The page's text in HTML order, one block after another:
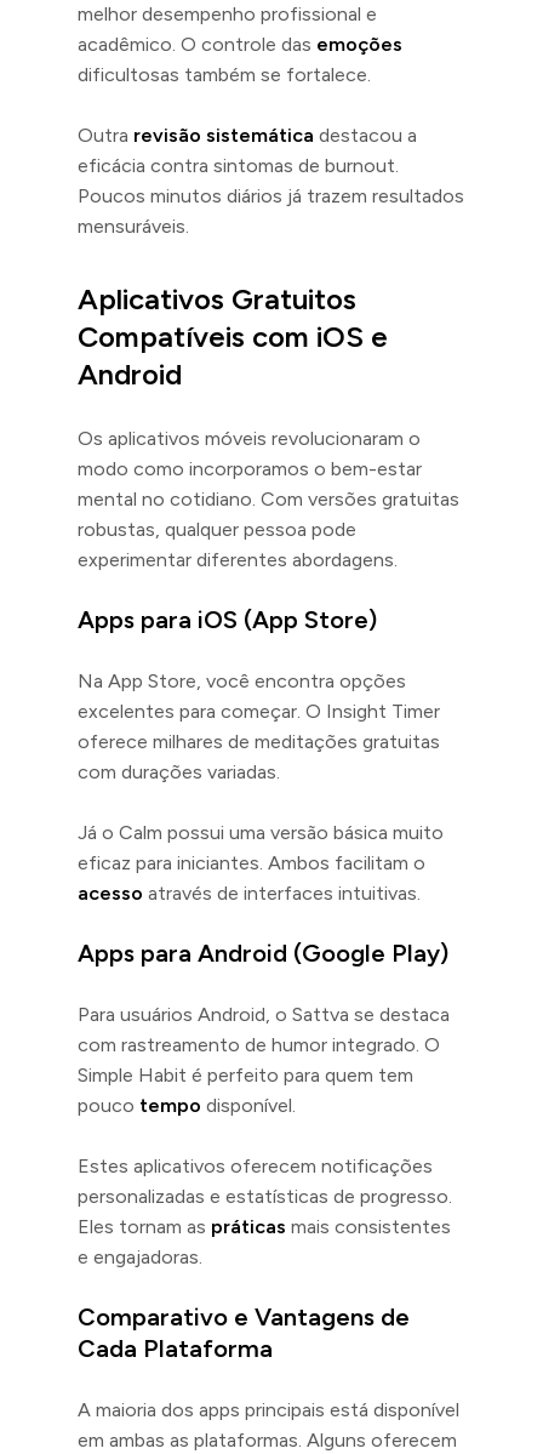
melhor desempenho profissional e
acadêmico. O controle das emoções
dificultosas também se fortalece.
Outra revisão sistemática destacou a
eficácia contra sintomas de burnout.
Poucos minutos diários já trazem resultados
mensuráveis.
Aplicativos Gratuitos
Compatíveis com iOS e
Android
Os aplicativos móveis revolucionaram o
modo como incorporamos o bem-estar
mental no cotidiano. Com versões gratuitas
robustas, qualquer pessoa pode
experimentar diferentes abordagens.
Apps para iOS (App Store)
Na App Store, você encontra opções
excelentes para começar. O Insight Timer
oferece milhares de meditações gratuitas
com durações variadas.
Já o Calm possui uma versão básica muito
eficaz para iniciantes. Ambos facilitam o
acesso através de interfaces intuitivas.
Apps para Android (Google Play)
Para usuários Android, o Sattva se destaca
com rastreamento de humor integrado. O
Simple Habit é perfeito para quem tem
pouco tempo disponível.
Estes aplicativos oferecem notificações
personalizadas e estatísticas de progresso.
Eles tornam as práticas mais consistentes
e engajadoras.
Comparativo e Vantagens de
Cada Plataforma
A maioria dos apps principais está disponível
em ambas as plataformas. Alguns oferecem